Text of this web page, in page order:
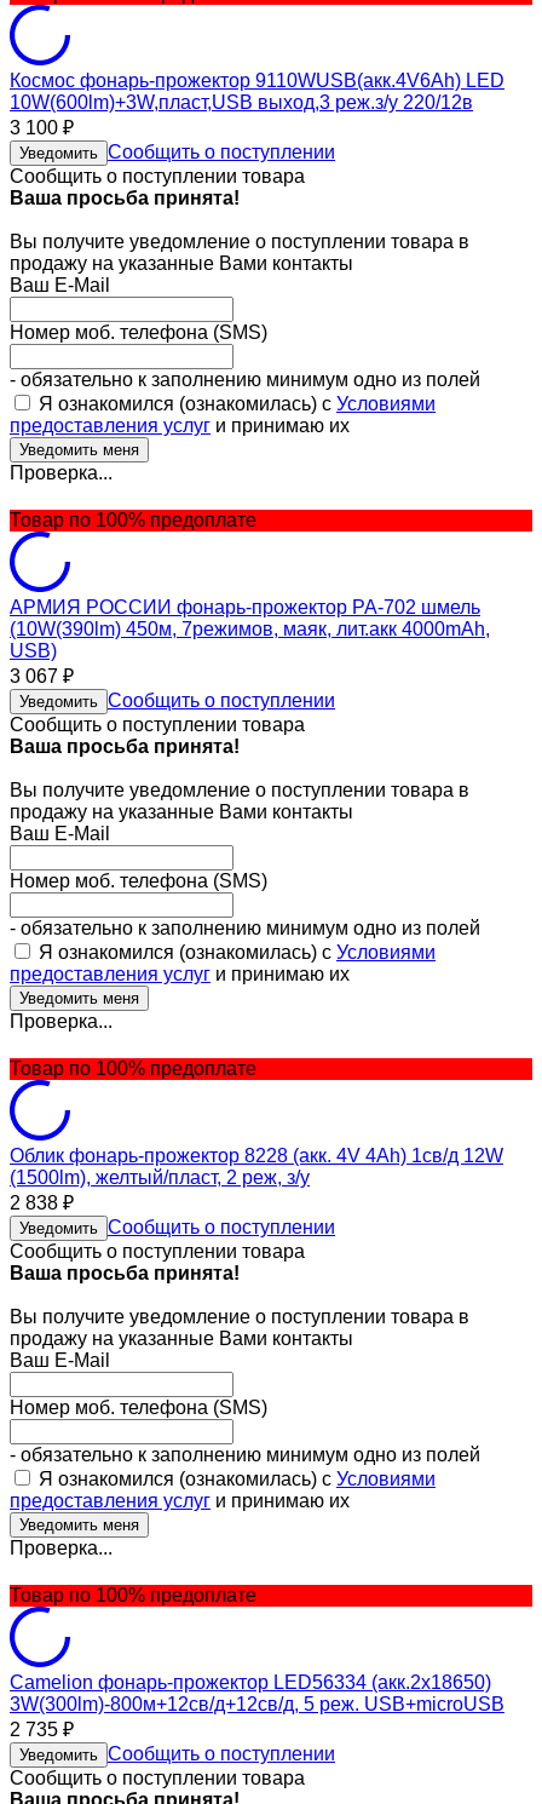
Космос фонарь-прожектор 9110WUSB(акк.4V6Ah) LED
10W(600lm)+3W,пласт,USB выход,3 реж.з/у 220/12в
3 100 ₽
Уведомить Сообщить о поступлении
Сообщить о поступлении товара
Ваша просьба принята!
Вы получите уведомление о поступлении товара в
продажу на указанные Вами контакты
Ваш E-Mail
Номер моб. телефона (SMS)
- обязательно к заполнению минимум одно из полей
Я ознакомился (ознакомилась) с Условиями
предоставления услуг и принимаю их
Проверка...
Товар по 100% предоплате
АРМИЯ РОССИИ фонарь-прожектор PA-702 шмель
(10W(390lm) 450м, 7режимов, маяк, лит.акк 4000mAh,
USB)
3 067 ₽
Уведомить Сообщить о поступлении
Сообщить о поступлении товара
Ваша просьба принята!
Вы получите уведомление о поступлении товара в
продажу на указанные Вами контакты
Ваш E-Mail
Номер моб. телефона (SMS)
- обязательно к заполнению минимум одно из полей
Я ознакомился (ознакомилась) с Условиями
предоставления услуг и принимаю их
Проверка...
Товар по 100% предоплате
Облик фонарь-прожектор 8228 (акк. 4V 4Ah) 1св/д 12W
(1500lm), желтый/пласт, 2 реж, з/у
2 838 ₽
Уведомить Сообщить о поступлении
Сообщить о поступлении товара
Ваша просьба принята!
Вы получите уведомление о поступлении товара в
продажу на указанные Вами контакты
Ваш E-Mail
Номер моб. телефона (SMS)
- обязательно к заполнению минимум одно из полей
Я ознакомился (ознакомилась) с Условиями
предоставления услуг и принимаю их
Проверка...
Товар по 100% предоплате
Camelion фонарь-прожектор LED56334 (акк.2x18650)
3W(300lm)-800м+12св/д+12св/д, 5 реж. USB+microUSB
2 735 ₽
Уведомить Сообщить о поступлении
Сообщить о поступлении товара
Ваша просьба принята!